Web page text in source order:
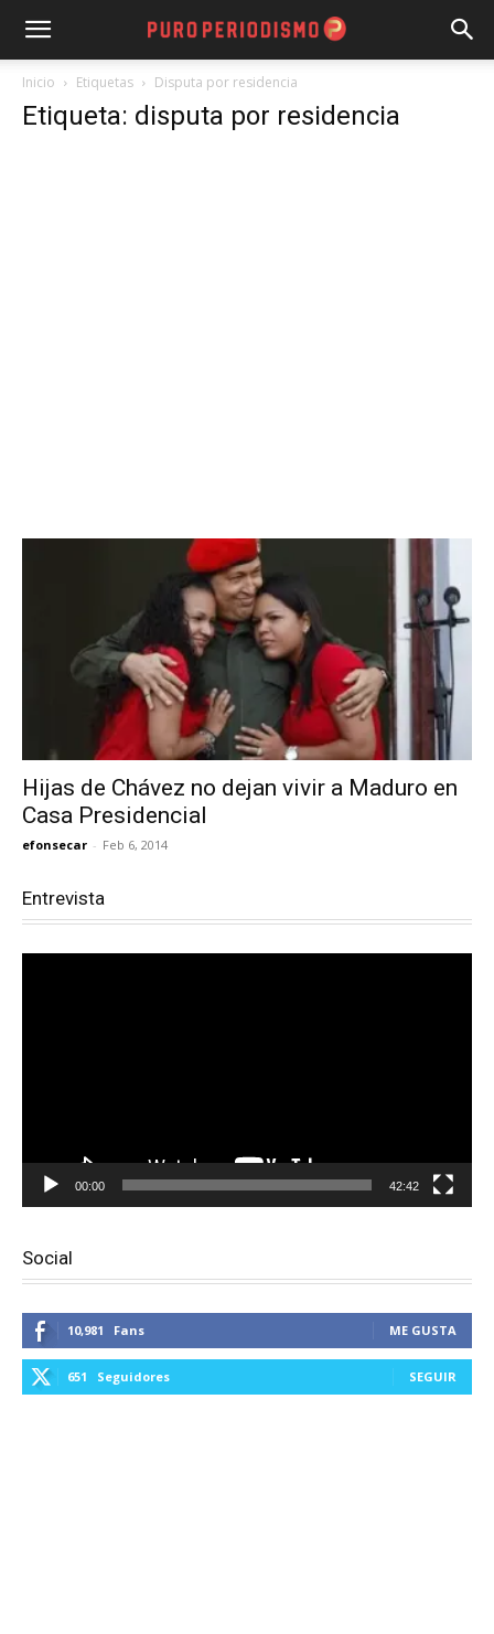
Inicio Etiquetas Disputa por residencia
Etiqueta: disputa por residencia
Hijas de Chávez no dejan vivir a Maduro en
Casa Presidencial
efonsecar - Feb 6, 2014
Entrevista
00:00 42:42
Social
10,981 Fans ME GUSTA
651 Seguidores SEGUIR